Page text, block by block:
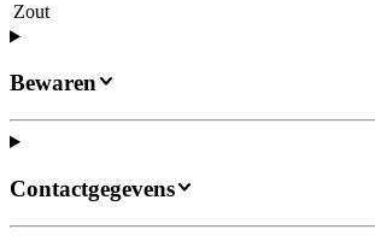
Zout
Bewaren
Contactgegevens